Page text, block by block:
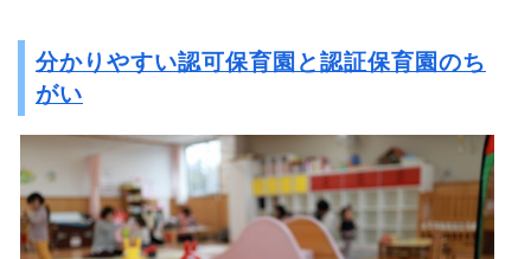
分かりやすい認可保育園と認証保育園のち
がい